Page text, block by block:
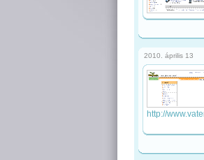
2010. április 13
http://